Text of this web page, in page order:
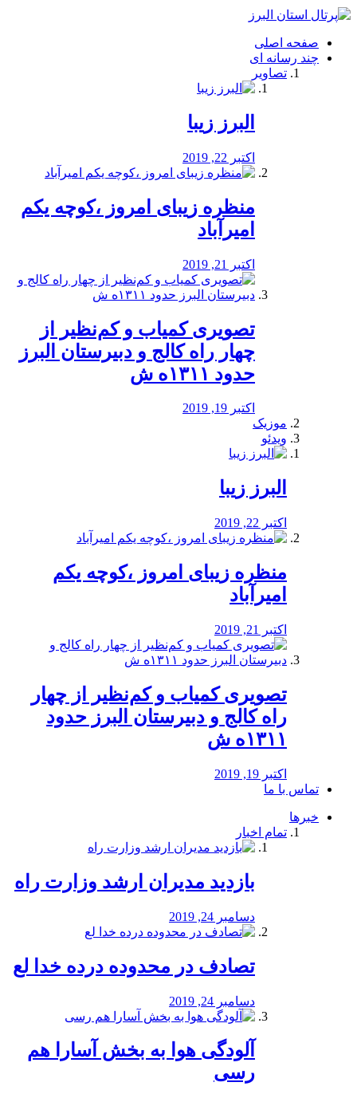
فصد
شرق
تهران
خشکشویی
صفحه اصلی
چند رسانه ای
تصاویر
البرز زیبا
اکتبر 22, 2019
منظره‌‌ زیبای امروز ،کوچه یکم
امیرآباد
اکتبر 21, 2019
️تصویری کمیاب و کم‌نظیر از
چهار راه كالج و دبيرستان البرز
حدود ۱۳۱۱ه ش
اکتبر 19, 2019
موزیک
ویدئو
البرز زیبا
اکتبر 22, 2019
منظره‌‌ زیبای امروز ،کوچه یکم
امیرآباد
اکتبر 21, 2019
️تصویری کمیاب و کم‌نظیر از چهار
راه كالج و دبيرستان البرز حدود
۱۳۱۱ه ش
اکتبر 19, 2019
تماس با ما
خبرها
تمام اخبار
بازدید مدیران ارشد وزارت راه
دسامبر 24, 2019
تصادف در محدوده درده خدا لع
دسامبر 24, 2019
آلودگی هوا به بخش آسارا هم
رسی